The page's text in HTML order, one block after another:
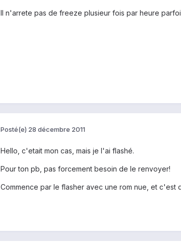
Il n'arrete pas de freeze plusieur fois par heure
Posté(e) 28 décembre 2011
Hello, c'etait mon cas, mais je l'ai flashé.
Pour ton pb, pas forcement besoin de le renvoyer!
Commence par le flasher avec une rom nue, et c'est